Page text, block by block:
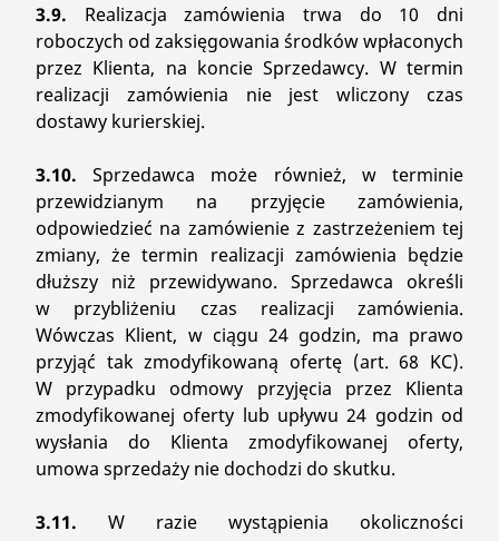
3.9. Realizacja zamówienia trwa do 10 dni
roboczych od zaksięgowania środków wpłaconych
przez Klienta, na koncie Sprzedawcy. W termin
realizacji zamówienia nie jest wliczony czas
dostawy kurierskiej.
3.10. Sprzedawca może również, w terminie
przewidzianym na przyjęcie zamówienia,
odpowiedzieć na zamówienie z zastrzeżeniem tej
zmiany, że termin realizacji zamówienia będzie
dłuższy niż przewidywano. Sprzedawca określi
w przybliżeniu czas realizacji zamówienia.
Wówczas Klient, w ciągu 24 godzin, ma prawo
przyjąć tak zmodyfikowaną ofertę (art. 68 KC).
W przypadku odmowy przyjęcia przez Klienta
zmodyfikowanej oferty lub upływu 24 godzin od
wysłania do Klienta zmodyfikowanej oferty,
umowa sprzedaży nie dochodzi do skutku.
3.11. W razie wystąpienia okoliczności